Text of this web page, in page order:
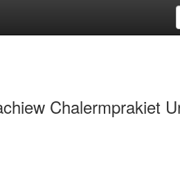
Chalermprakiet